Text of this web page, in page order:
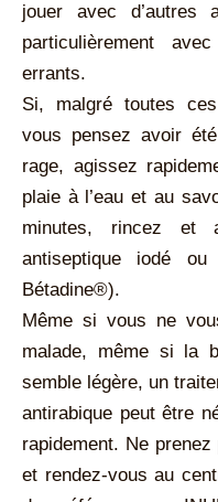
jouer avec d’autres
particulièrement
errants.
Si, malgré toutes
vous pensez avoir
rage, agissez
plaie à l’eau et au
minutes, rincez et
antiseptique iodé
Bétadine®).
Même si vous ne
malade, même si la
semble légère, un
antirabique peut être
rapidement. Ne
et rendez-vous au